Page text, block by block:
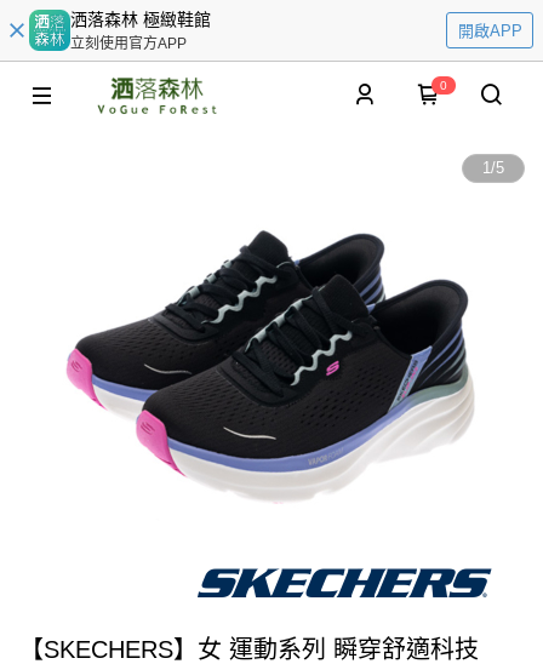
洒落森林 極緻鞋館
立刻使用官方APP
開啟APP
0
1/5
【SKECHERS】女 運動系列 瞬穿舒適科技